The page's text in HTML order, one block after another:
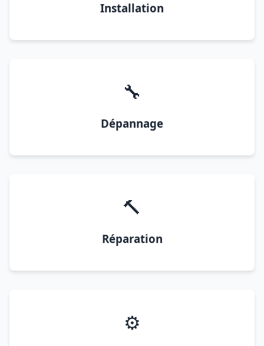
Installation
🔧
Dépannage
🔨
Réparation
⚙️